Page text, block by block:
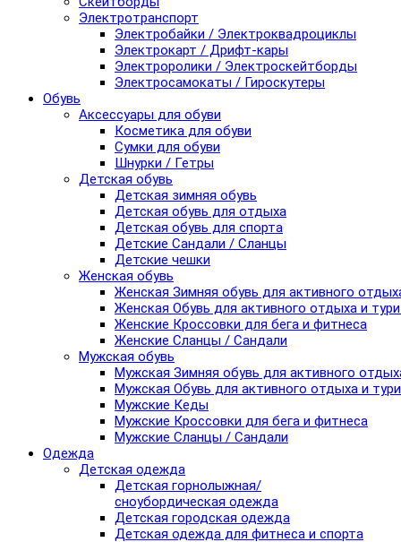
Электротранспорт
Электробайки / Электроквадроциклы
Электрокарт / Дрифт-кары
Электроролики / Электроскейтборды
Электросамокаты / Гироскутеры
Обувь
Аксессуары для обуви
Косметика для обуви
Сумки для обуви
Шнурки / Гетры
Детская обувь
Детская зимняя обувь
Детская обувь для отдыха
Детская обувь для спорта
Детские Сандали / Сланцы
Детские чешки
Женская обувь
Женская Зимняя обувь для активного
Женская Обувь для активного отдыха и
Женские Кроссовки для бега и фитнеса
Женские Сланцы / Сандали
Мужская обувь
Мужская Зимняя обувь для активного
Мужская Обувь для активного отдыха и
Мужские Кеды
Мужские Кроссовки для бега и фитнеса
Мужские Сланцы / Сандали
Одежда
Детская одежда
Детская горнолыжная/
сноубордическая одежда
Детская городская одежда
Детская одежда для фитнеса и спорта